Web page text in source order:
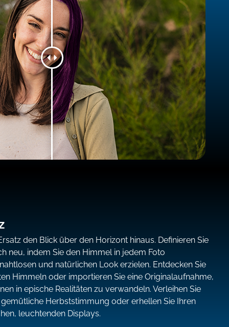
den Blick über den Horizont hinaus. Definieren Sie
neu, indem Sie den Himmel in jedem Foto
und natürlichen Look erzielen. Entdecken Sie
Himmeln oder importieren Sie eine Originalaufnahme,
in epische Realitäten zu verwandeln. Verleihen Sie
Herbststimmung oder erhellen Sie Ihren
leuchtenden Displays.